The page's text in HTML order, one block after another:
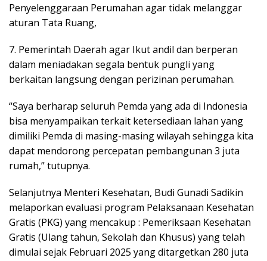
Penyelenggaraan Perumahan agar tidak melanggar
aturan Tata Ruang,
7. Pemerintah Daerah agar Ikut andil dan berperan
dalam meniadakan segala bentuk pungli yang
berkaitan langsung dengan perizinan perumahan.
“Saya berharap seluruh Pemda yang ada di Indonesia
bisa menyampaikan terkait ketersediaan lahan yang
dimiliki Pemda di masing-masing wilayah sehingga kita
dapat mendorong percepatan pembangunan 3 juta
rumah,” tutupnya.
Selanjutnya Menteri Kesehatan, Budi Gunadi Sadikin
melaporkan evaluasi program Pelaksanaan Kesehatan
Gratis (PKG) yang mencakup : Pemeriksaan Kesehatan
Gratis (Ulang tahun, Sekolah dan Khusus) yang telah
dimulai sejak Februari 2025 yang ditargetkan 280 juta